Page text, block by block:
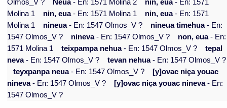
Olmos_V ? Neua- En: 1571 Molina 2 nin, eua- En: 1571
Molina 1
nin, eua- En: 1571 Molina 1 nin, eua- En: 1571
Molina 1
nineua- En: 1547 Olmos_V ? nineua timehua- En:
1547 Olmos_V ?
nineva- En: 1547 Olmos_V ? non, eua- En:
1571 Molina 1
teixpampa nehua- En: 1547 Olmos_V ?
tepal
neva- En: 1547 Olmos_V ? tevan nehua- En: 1547 Olmos_V ?
teyxpanpa neua- En: 1547 Olmos_V ?
[y]ovac niça youac
nineva- En: 1547 Olmos_V ? [y]ovac niça youac nineva- En:
1547 Olmos_V ?